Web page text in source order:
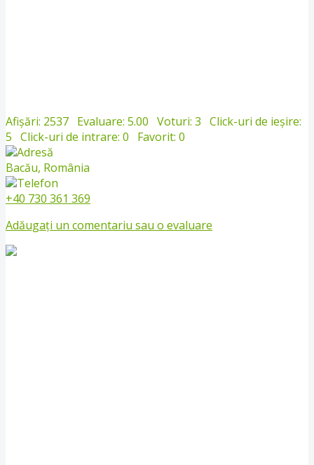
Afișări: 2537 Evaluare: 5.00 Voturi: 3 Click-uri de ieșire:
5 Click-uri de intrare: 0
Favorit: 0
Adresă
Bacău, România
Telefon
+40 730 361 369
Adăugați un comentariu sau o evaluare